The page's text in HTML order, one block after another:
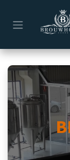
Overslaan naar